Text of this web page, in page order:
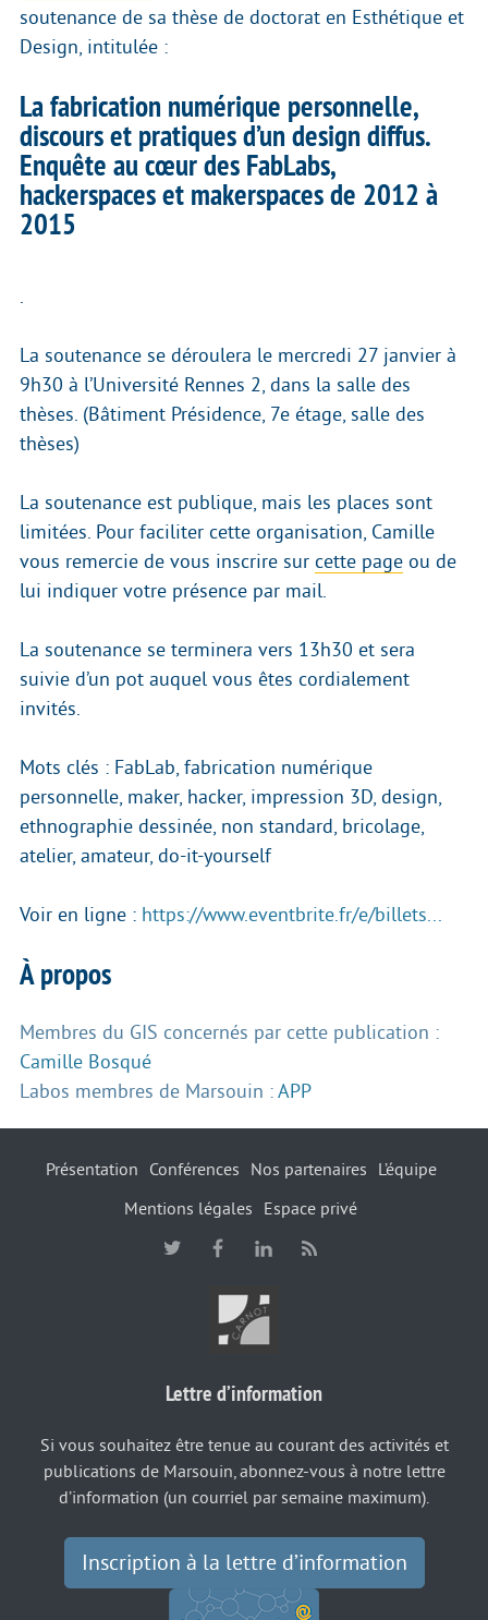
soutenance de sa thèse de doctorat en Esthétique et
Design, intitulée :
La fabrication numérique personnelle,
discours et pratiques d’un design diffus.
Enquête au cœur des FabLabs,
hackerspaces et makerspaces de 2012 à
2015
.
La soutenance se déroulera le mercredi 27 janvier à
9h30 à l’Université Rennes 2, dans la salle des
thèses. (Bâtiment Présidence, 7e étage, salle des
thèses)
La soutenance est publique, mais les places sont
limitées. Pour faciliter cette organisation, Camille
vous remercie de vous inscrire sur cette page ou de
lui indiquer votre présence par mail.
La soutenance se terminera vers 13h30 et sera
suivie d’un pot auquel vous êtes cordialement
invités.
Mots clés : FabLab, fabrication numérique
personnelle, maker, hacker, impression 3D, design,
ethnographie dessinée, non standard, bricolage,
atelier, amateur, do-it-yourself
Voir en ligne : https://www.eventbrite.fr/e/billets...
À propos
Membres du GIS concernés par cette publication :
Camille Bosqué
Labos membres de Marsouin : APP
Présentation Conférences Nos partenaires
L’équipe
Mentions légales
Espace privé
Lettre d’information
Si vous souhaitez être tenue au courant des activités et
publications de Marsouin, abonnez-vous à notre lettre
d’information (un courriel par semaine maximum).
Inscription à la lettre d’information